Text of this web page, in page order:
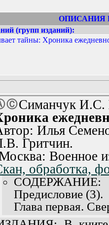
ОПИСАНИЯ
(групп изданий):
тайны: Хроника
ⒸСиманчук И.С.
Илья
Гритчин.
Военное
обработка,
СОДЕРЖАНИЕ:
Предисловие (3).
Глава первая.
Глава вторая.